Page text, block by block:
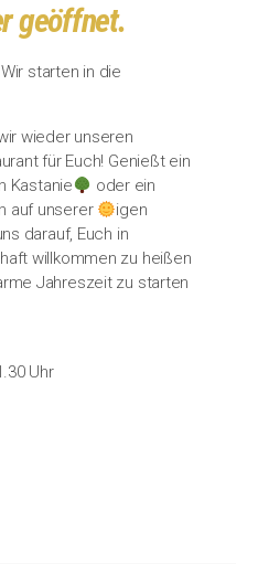
geöffnet.
starten in die
wieder unseren
für Euch! Genießt ein
Kastanie
oder ein
auf unserer
igen
darauf, Euch in
willkommen zu heißen
Jahreszeit zu starten
Uhr